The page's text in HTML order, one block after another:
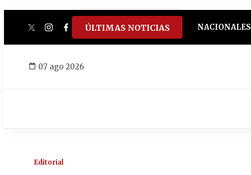
twitterinstagram
facebook
tiktokyoutube
spotify
ÚLTIMAS NOTICIAS NACIONALES
07 ago 2026
Editorial